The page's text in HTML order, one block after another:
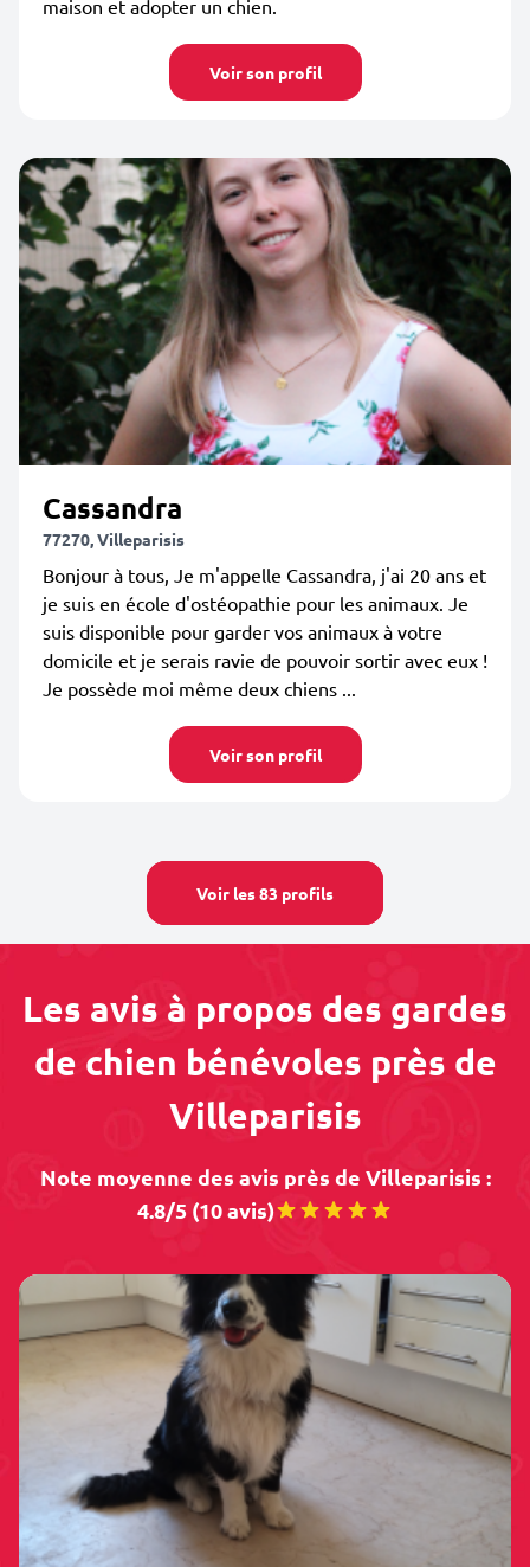
maison et adopter un chien.
Voir son profil
Cassandra
77270, Villeparisis
Bonjour à tous, Je m'appelle Cassandra, j'ai 20 ans et
je suis en école d'ostéopathie pour les animaux. Je
suis disponible pour garder vos animaux à votre
domicile et je serais ravie de pouvoir sortir avec eux !
Je possède moi même deux chiens ...
Voir son profil
Voir les 83 profils
Les avis à propos des gardes
de chien bénévoles près de
Villeparisis
Note moyenne des avis près de Villeparisis :
4.8/5 (10 avis)